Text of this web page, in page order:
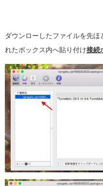
ダウンローしたファイルを先
れたボックス内へ貼り付け接続